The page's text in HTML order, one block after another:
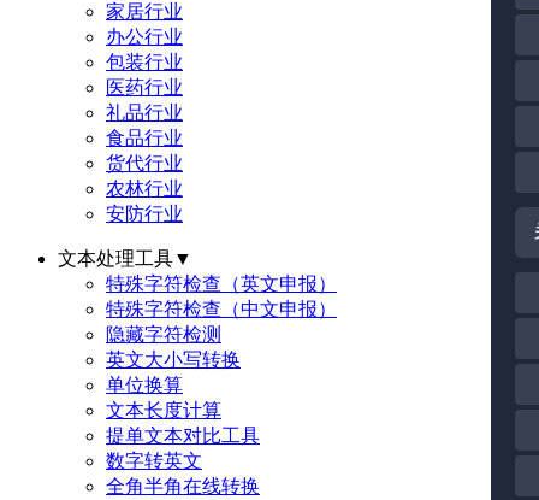
家居行业
办公行业
包装行业
医药行业
礼品行业
食品行业
货代行业
农林行业
安防行业
文本处理工具▼
特殊字符检查（英文申报）
特殊字符检查（中文申报）
隐藏字符检测
英文大小写转换
单位换算
文本长度计算
提单文本对比工具
数字转英文
全角半角在线转换